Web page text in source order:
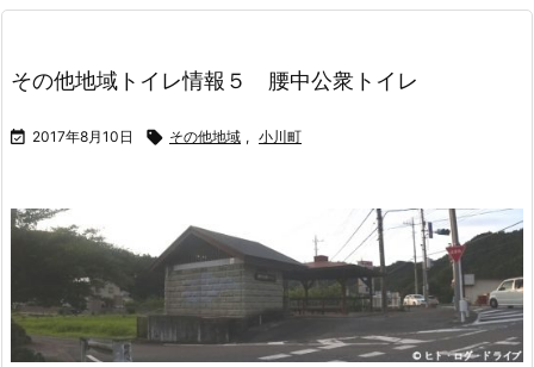
その他地域トイレ情報５ 腰中公衆トイレ
 2017年8月10日  その他地域 , 小川町